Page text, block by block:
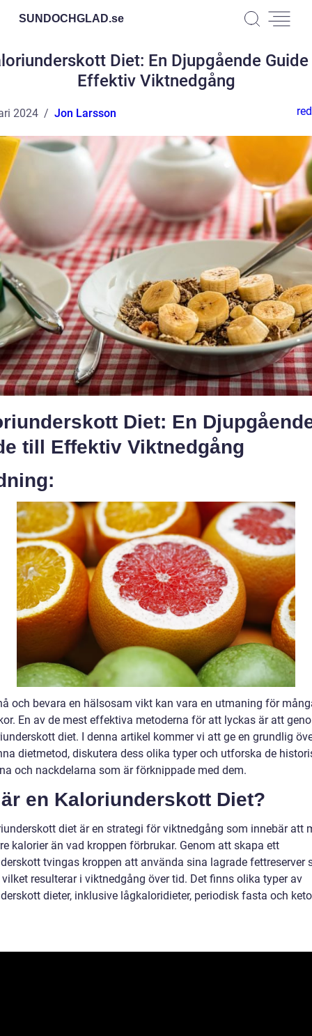
SUNDOCHGLAD.se
Diet: En Djupgående
Effektiv Viktnedgång
2024 Jon Larsson
Diet: En
till Effektiv Viktnedgång
och bevara en hälsosam vikt kan vara en utmaning för
En av de mest effektiva metoderna för att lyckas är att
diet. I denna artikel kommer vi att ge en grundlig
dietmetod, diskutera dess olika typer och utforska de
och nackdelarna som är förknippade med dem.
en Kaloriunderskott Diet?
diet är en strategi för viktnedgång som innebär att
kalorier än vad kroppen förbrukar. Genom att skapa ett
tvingas kroppen att använda sina lagrade fettreserver
vilket resulterar i viktnedgång över tid. Det finns olika typer av
dieter, inklusive lågkaloridieter, periodisk fasta och